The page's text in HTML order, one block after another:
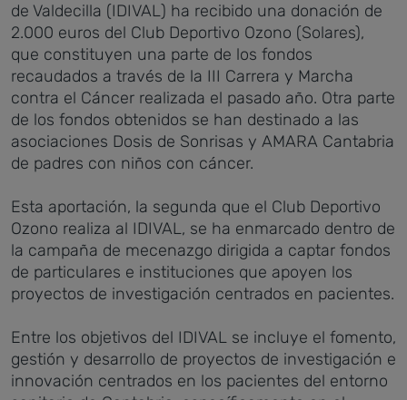
de Valdecilla (IDIVAL) ha recibido una donación de
2.000 euros del Club Deportivo Ozono (Solares),
que constituyen una parte de los fondos
recaudados a través de la III Carrera y Marcha
contra el Cáncer realizada el pasado año. Otra parte
de los fondos obtenidos se han destinado a las
asociaciones Dosis de Sonrisas y AMARA Cantabria
de padres con niños con cáncer.
Esta aportación, la segunda que el Club Deportivo
Ozono realiza al IDIVAL, se ha enmarcado dentro de
la campaña de mecenazgo dirigida a captar fondos
de particulares e instituciones que apoyen los
proyectos de investigación centrados en pacientes.
Entre los objetivos del IDIVAL se incluye el fomento,
gestión y desarrollo de proyectos de investigación e
innovación centrados en los pacientes del entorno